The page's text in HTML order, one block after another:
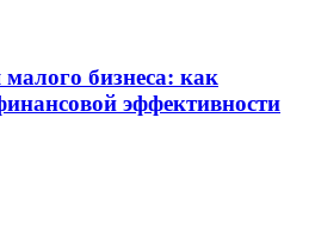
бизнеса: как
эффективности